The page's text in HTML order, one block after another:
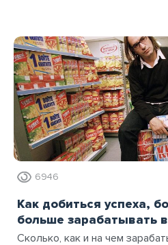
6946
Как добиться успеха,
больше зарабатывать
Сколько, как и на чем